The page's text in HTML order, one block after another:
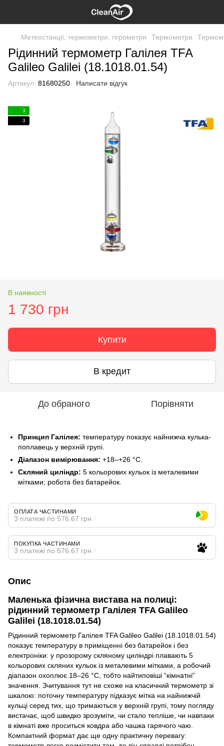
Метеостанції, термометри, гігрометри Термометри
Рідинний термометр Галілея TFA
Galileo Galilei (18.1018.01.54)
Артикул: 81680250 Написати відгук
3
3
В наявності
1 730 грн
Купити
В кредит
До обраного Порівняти
Принцип Галілея: температуру показує найнижча кулька-
поплавець у верхній групі.
Діапазон вимірювання: +18–+26 °C.
Скляний циліндр: 5 кольорових кульок із металевими
мітками; робота без батарейок.
ОПЛАТА ЧАСТИНАМИ
3 платежі по 576.67 грн
ПОКУПКА ЧАСТИНАМИ
3 платежі по 576.67 грн
Опис
Маленька фізична вистава на полиці:
рідинний термометр Галілея TFA Galileo
Galilei (18.1018.01.54)
Рідинний термометр Галілея TFA Galileo Galilei (18.1018.01.54)
показує температуру в приміщенні без батарейок і без
електроніки: у прозорому скляному циліндрі плавають 5
кольорових скляних кульок із металевими мітками, а робочий
діапазон охоплює 18–26 °C, тобто найтиповіші “кімнатні”
значення. Зчитування тут не схоже на класичний термометр зі
шкалою: поточну температуру підказує мітка на найнижчій
кульці серед тих, що тримаються у верхній групі, тому погляду
вистачає, щоб швидко зрозуміти, чи стало тепліше, чи навпаки
в кімнаті вже проситься ковдра або чашка гарячого чаю.
Компактний формат дає ще одну практичну перевагу: